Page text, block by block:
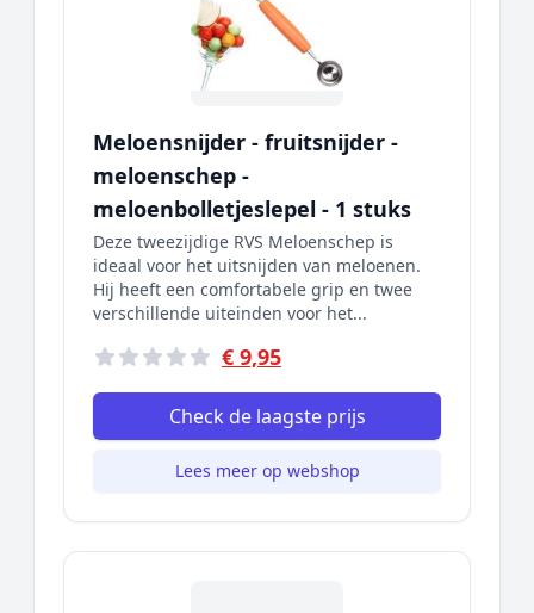
Meloensnijder - fruitsnijder -
meloenschep -
meloenbolletjeslepel - 1 stuks
Deze tweezijdige RVS Meloenschep is
ideaal voor het uitsnijden van meloenen.
Hij heeft een comfortabele grip en twee
verschillende uiteinden voor het...
€ 9,95
Check de laagste prijs
Lees meer op webshop